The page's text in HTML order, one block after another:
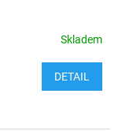
Skladem
DETAIL